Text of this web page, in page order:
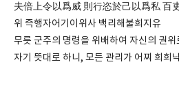
夫倍上令以爲威 則行恣於己以爲私 百
위 즉행자어기이위사 백리해불희지유
무릇 군주의 명령을 위배하여 자신의 권
자기 뜻대로 하니, 모든 관리가 어찌 희희